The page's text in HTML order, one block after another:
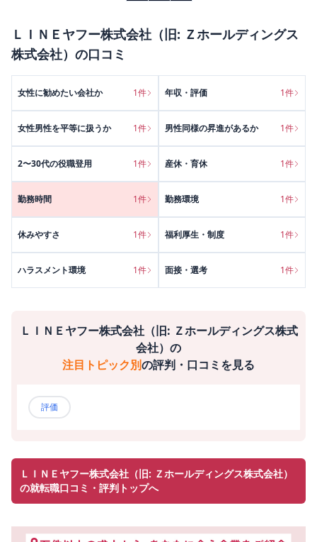
ＬＩＮＥヤフー株式会社（旧: Ｚホールディングス
株式会社） の口コミ
女性に勧めたい会社か 1件 年収・評価 1件
女性男性を平等に扱うか 1件 男性同様の昇進があるか 1件
2〜30代の役職登用 1件 産休・育休 1件
勤務時間 1件 勤務環境 1件
休みやすさ 1件 福利厚生・制度 1件
ハラスメント環境 1件 面接・選考 1件
ＬＩＮＥヤフー株式会社（旧: Ｚホールディングス株式
会社） の
注目トピック別の評判・口コミを見る
評価
ＬＩＮＥヤフー株式会社（旧: Ｚホールディングス株式会社）
の就転職口コミ・評判トップへ